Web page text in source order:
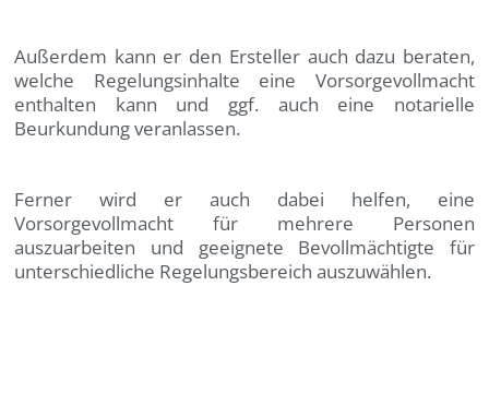
Außerdem kann er den Ersteller auch dazu beraten,
welche Regelungsinhalte eine Vorsorgevollmacht
enthalten kann und ggf. auch eine notarielle
Beurkundung veranlassen.
Ferner wird er auch dabei helfen, eine
Vorsorgevollmacht für mehrere Personen
auszuarbeiten und geeignete Bevollmächtigte für
unterschiedliche Regelungsbereich auszuwählen.